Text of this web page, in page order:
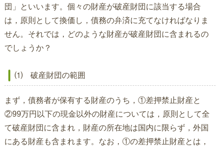
団」といいます。個々の財産が破産財団に該当する場合
は，原則として換価し，債務の弁済に充てなければなりま
せん。それでは，どのような財産が破産財団に含まれるの
でしょうか？
⑴ 破産財団の範囲
まず，債務者が保有する財産のうち，①差押禁止財産と
②99万円以下の現金以外の財産については，原則として全
て破産財団に含まれ，財産の所在地は国内に限らず，外国
にある財産も含まれます。なお，①の差押禁止財産とは，